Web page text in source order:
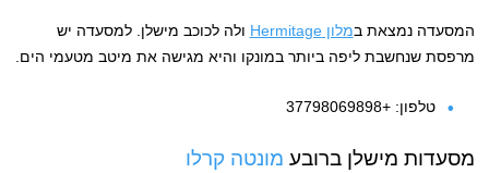
המסעדה נמצאת במלון Hermitage
ולה לכוכב מישלן. למסעדה יש
מרפסת שנחשבת ליפה ביותר במונקו והיא מגישה את מיטב מטעמי הים.
טלפון: +37798069898
מסעדות מישלן ברובע מונטה קרלו